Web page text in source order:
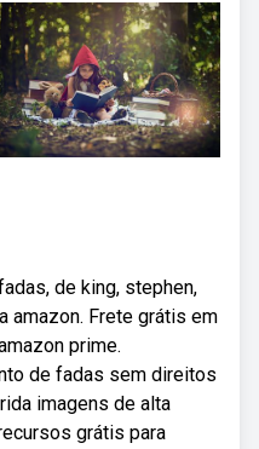
de king, stephen,
amazon. Frete grátis em
prime.
de fadas sem direitos
imagens de alta
grátis para